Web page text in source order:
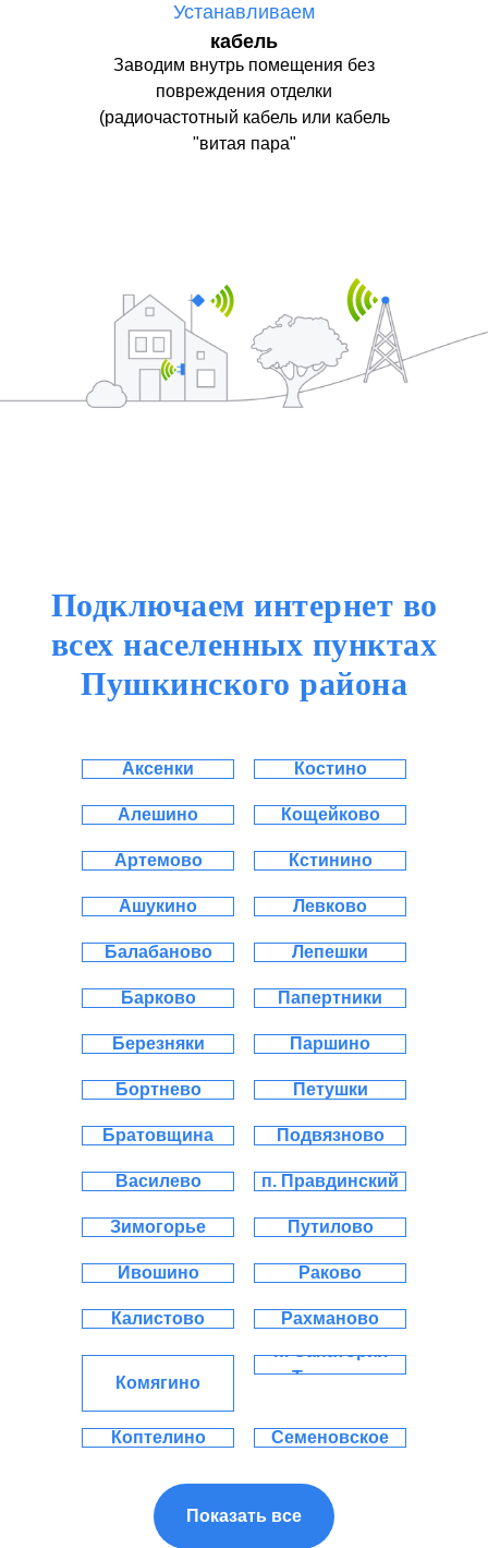
Устанавливаем
кабель
Заводим внутрь помещения без
повреждения отделки
(радиочастотный кабель или кабель
"витая пара"
Подключаем интернет во
всех населенных пунктах
Пушкинского района
Аксенки
Зимогорье
Папертники
Алешино
Ивошино
Паршино
Артемово
Калистово
Петушки
Ашукино
Комягино
Подвязново
Балабаново
Коптелино
п. Правдинский
Барково
Костино
Путилово
Березняки
Кощейково
Раково
Бортнево
Кстинино
Рахманово
Братовщина
Левково
п. Санатория
Тишково
Василево
Лепешки
Семеновское
Васюково
Введенское
Никулино
Нововоронино
Показать все